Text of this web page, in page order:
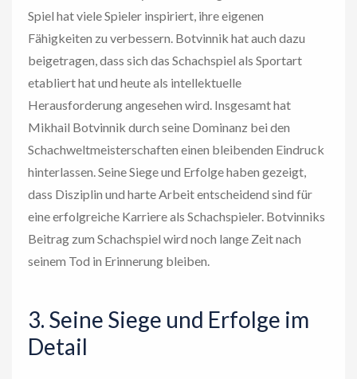
Spiel hat viele Spieler inspiriert, ihre eigenen
Fähigkeiten zu verbessern. Botvinnik hat auch dazu
beigetragen, dass sich das Schachspiel als Sportart
etabliert hat und heute als intellektuelle
Herausforderung angesehen wird. Insgesamt hat
Mikhail Botvinnik durch seine Dominanz bei den
Schachweltmeisterschaften einen bleibenden Eindruck
hinterlassen. Seine Siege und Erfolge haben gezeigt,
dass Disziplin und harte Arbeit entscheidend sind für
eine erfolgreiche Karriere als Schachspieler. Botvinniks
Beitrag zum Schachspiel wird noch lange Zeit nach
seinem Tod in Erinnerung bleiben.
3. Seine Siege und Erfolge im
Detail